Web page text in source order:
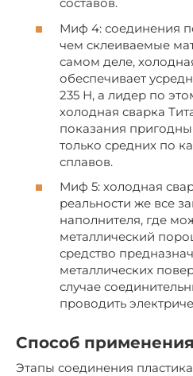
Миф 4: соединения
чем склеиваемые
самом деле,
обеспечивает
235 Н, а лидер по
холодная сварка
показания
только средних по
сплавов.
Миф 5: холодная
реальности же все
наполнителя, где
металлический
средство
металлических
случае
проводить
Способ применения
Этапы соединения